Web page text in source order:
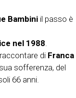
Bambini il passo è
nel 1988
di Franca
sofferenza, del
66 anni.